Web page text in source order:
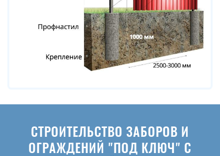
СТРОИТЕЛЬСТВО ЗАБОРОВ И
ОГРАЖДЕНИЙ "ПОД КЛЮЧ" С